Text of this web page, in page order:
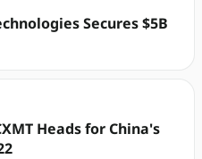
Secures $5B
Heads for China's